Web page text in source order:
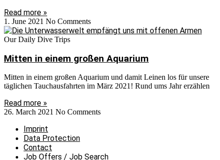
Read more »
1. June 2021 No Comments
Our Daily Dive Trips
Mitten in einem großen Aquarium
Mitten in einem großen Aquarium und damit Leinen los für unsere
täglichen Tauchausfahrten im März 2021! Rund ums Jahr erzählen
Read more »
26. March 2021 No Comments
Imprint
Data Protection
Contact
Job Offers / Job Search